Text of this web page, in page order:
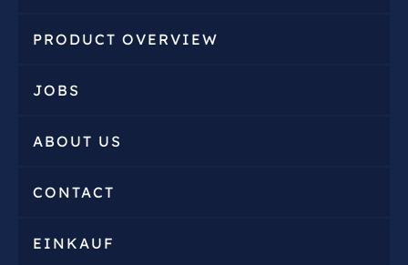
PRODUCT OVERVIEW
JOBS
ABOUT US
CONTACT
EINKAUF